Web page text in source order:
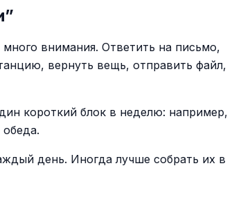
внимания. Ответить на письмо,
вернуть вещь, отправить файл,
короткий блок в неделю: например,
день. Иногда лучше собрать их в